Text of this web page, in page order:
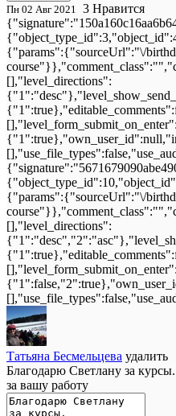
Пн 02 Авг 2021 3 Нравится
{"params":{"sourceUrl":"\/
[],"level_directions":
[],"level_form_submit_on_enter":
{"params":{"sourceUrl":"\/
[],"level_directions":
[],"level_form_submit_on_enter":
Татьяна Бесмельцева удалить
Благодарю Светлану за
за вашу работу